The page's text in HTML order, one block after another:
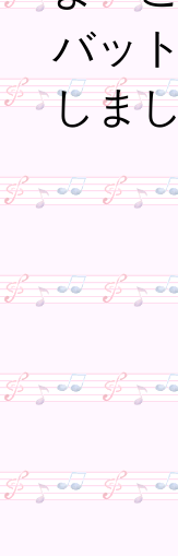
バッ
しま